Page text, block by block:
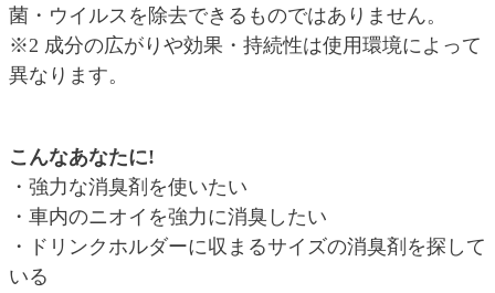
菌・ウイルスを除去できるものではありません。
※2 成分の広がりや効果・持続性は使用環境によって
異なります。
こんなあなたに!
・強力な消臭剤を使いたい
・車内のニオイを強力に消臭したい
・ドリンクホルダーに収まるサイズの消臭剤を探して
いる